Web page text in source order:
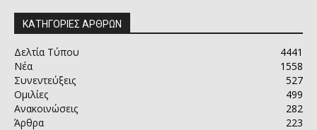
ΚΑΤΗΓΟΡΙΕΣ ΑΡΘΡΩΝ
Δελτία Τύπου
4441
Νέα
1558
Συνεντεύξεις
527
Ομιλίες
499
Ανακοινώσεις
282
Άρθρα
223